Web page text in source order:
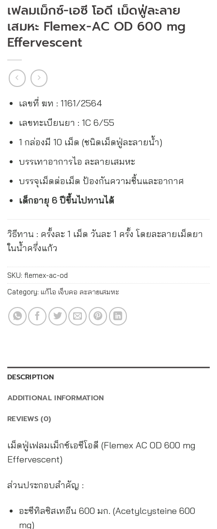
เฟลมเม็กซ์-เอซี โอดี เม็ดฟู่ละลาย
เสมหะ Flemex-AC OD 600 mg
Effervescent
เลขที่ ฆท : 1161/2564
เลขทะเบียนยา : 1C 6/55
1 กล่องมี 10 เม็ด (ชนิดเม็ดฟู่ละลายน้ำ)
บรรเทาอาการไอ ละลายเสมหะ
บรรจุเม็ดต่อเม็ด ป้องกันความชื้นและอากาศ
เด็กอายุ 6 ปีขึ้นไปทานได้
วิธีทาน : ครั้งละ 1 เม็ด วันละ 1 ครั้ง โดยละลายเม็ดยา
ในน้ำครึ่งแก้ว
SKU: flemex-ac-od
Category: แก้ไอ เจ็บคอ ละลายเสมหะ
DESCRIPTION
ADDITIONAL INFORMATION
REVIEWS (0)
เม็ดฟู่เฟลมเม็กซ์เอซีโอดี (Flemex AC OD 600 mg
Effervescent)
ส่วนประกอบสำคัญ :
อะซีทิลซิสเทอีน 600 มก. (Acetylcysteine 600
mg)